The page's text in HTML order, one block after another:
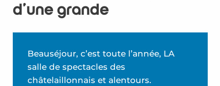
d’une grande
Beauséjour, c’est toute l’année, LA
salle de spectacles des
châtelaillonnais et alentours.